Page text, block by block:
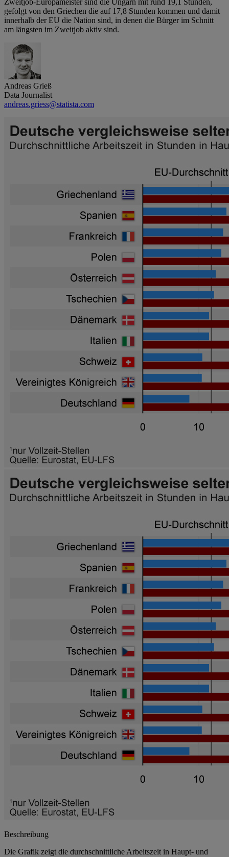
Zweitjob-Europameister sind die Ungarn mit rund 19,1 Stunden,
gefolgt von den Griechen die auf 17,8 Stunden kommen und damit
innerhalb der EU die Nation sind, in denen die Bürger im Schnitt
am längsten im Zweitjob aktiv sind.
Andreas Grieß
Data Journalist
andreas.griess@statista.com
Beschreibung
Die Grafik zeigt die durchschnittliche Arbeitszeit in Haupt- und